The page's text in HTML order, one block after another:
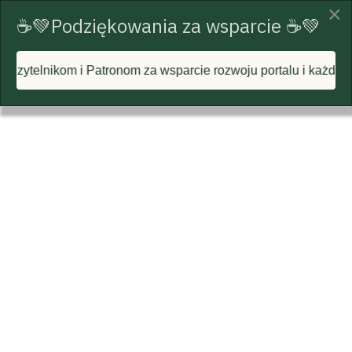
×
☕💚Podziękowania za wsparcie ☕💚
za wsparcie rozwoju portalu i każdą postawioną wirtualną